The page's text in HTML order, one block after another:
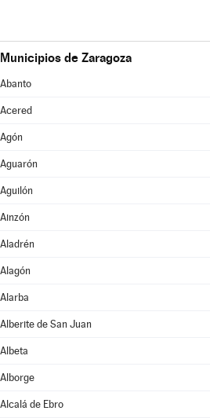
Municipios de Zaragoza
Abanto
Acered
Agón
Aguarón
Aguilón
Ainzón
Aladrén
Alagón
Alarba
Alberite de San Juan
Albeta
Alborge
Alcalá de Ebro